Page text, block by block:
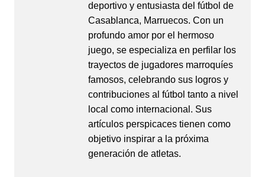
deportivo y entusiasta del fútbol de
Casablanca, Marruecos. Con un
profundo amor por el hermoso
juego, se especializa en perfilar los
trayectos de jugadores marroquíes
famosos, celebrando sus logros y
contribuciones al fútbol tanto a nivel
local como internacional. Sus
artículos perspicaces tienen como
objetivo inspirar a la próxima
generación de atletas.